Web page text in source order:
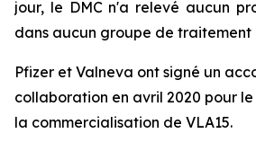
jour, le DMC n'a relevé aucun
dans aucun groupe de
Pfizer et Valneva ont signé un
collaboration en avril 2020 pour
la commercialisation de VLA15.